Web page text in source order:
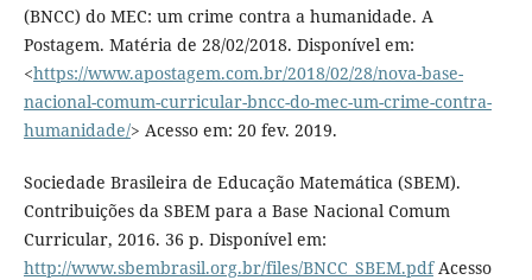
(BNCC) do MEC: um crime contra a humanidade. A
Postagem. Matéria de 28/02/2018. Disponível em:
<https://www.apostagem.com.br/2018/02/28/nova-base-
nacional-comum-curricular-bncc-do-mec-um-crime-contra-
humanidade/> Acesso em: 20 fev. 2019.
Sociedade Brasileira de Educação Matemática (SBEM).
Contribuições da SBEM para a Base Nacional Comum
Curricular, 2016. 36 p. Disponível em:
http://www.sbembrasil.org.br/files/BNCC_SBEM.pdfAcesso